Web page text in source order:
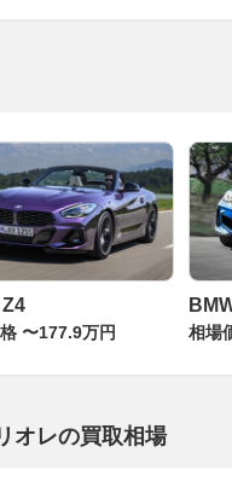
Z4
〜177.9万円 相場
オレの買取相場